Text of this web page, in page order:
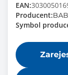
EAN:
Producent:
Symbol